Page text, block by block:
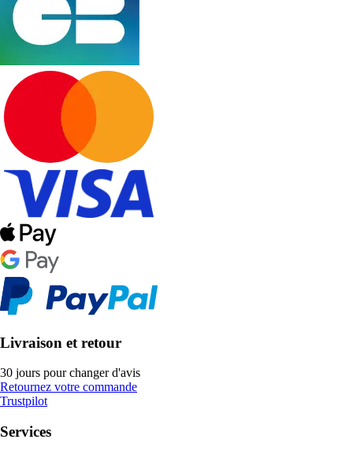
Livraison et retour
30 jours pour changer d'avis
Retournez votre commande
Trustpilot
Services